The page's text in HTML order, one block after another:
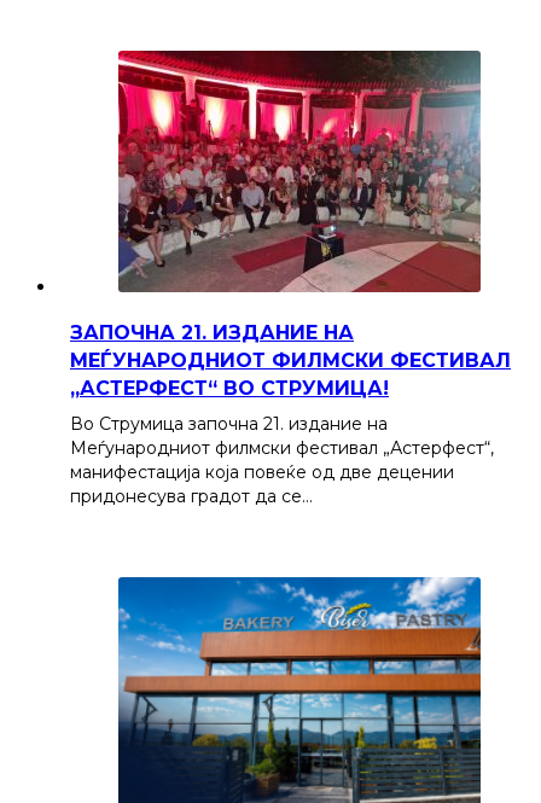
ЗАПОЧНА 21. ИЗДАНИЕ НА
МЕЃУНАРОДНИОТ ФИЛМСКИ ФЕСТИВАЛ
„АСТЕРФЕСТ“ ВО СТРУМИЦА!
Во Струмица започна 21. издание на
Меѓународниот филмски фестивал „Астерфест“,
манифестација која повеќе од две децении
придонесува градот да се…